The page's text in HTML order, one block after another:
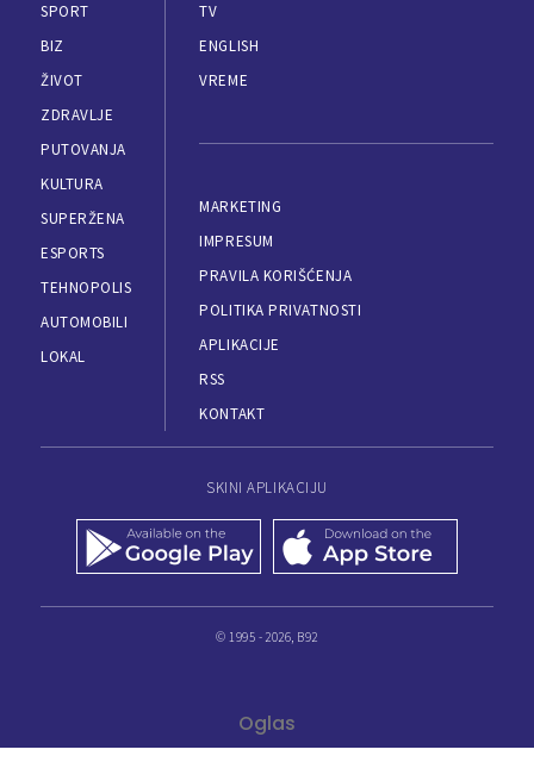
SPORT
BIZ
ŽIVOT
ZDRAVLJE
PUTOVANJA
KULTURA
SUPERŽENA
ESPORTS
TEHNOPOLIS
AUTOMOBILI
LOKAL
TV
ENGLISH
VREME
MARKETING
IMPRESUM
PRAVILA KORIŠĆENJA
POLITIKA PRIVATNOSTI
APLIKACIJE
RSS
KONTAKT
SKINI APLIKACIJU
© 1995 - 2026, B92